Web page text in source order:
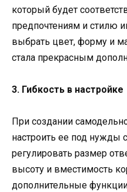
который будет
предпочтениям и стилю
выбрать цвет, форму и
стала прекрасным
3. Гибкость в настройке
При создании
настроить ее под
регулировать размер
высоту и вместимость
дополнительные